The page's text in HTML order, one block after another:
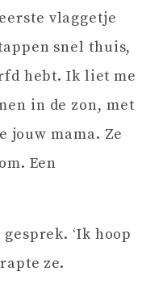
vlaggetje
snel thuis,
hebt. Ik liet me
in de zon, met
jouw mama. Ze
Een
‘Ik hoop
ze.